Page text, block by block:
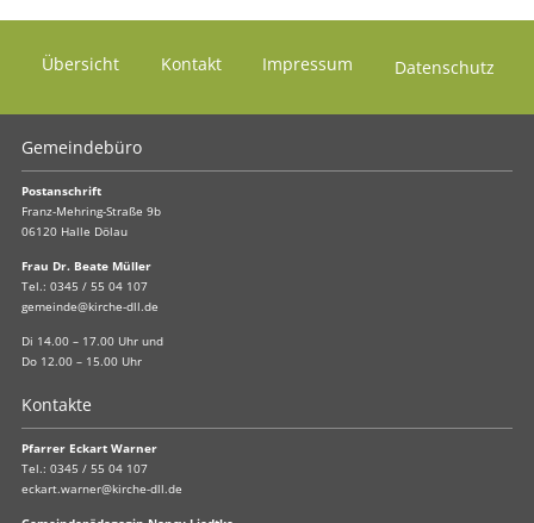
Übersicht Kontakt Impressum Datenschutz
Gemeindebüro
Postanschrift
Franz-Mehring-Straße 9b
06120 Halle Dölau
Frau Dr. Beate Müller
Tel.: 0345 / 55 04 107
gemeinde@kirche-dll.de
Di 14.00 – 17.00 Uhr und
Do 12.00 – 15.00 Uhr
Kontakte
Pfarrer Eckart Warner
Tel.: 0345 / 55 04 107
eckart.warner@kirche-dll.de